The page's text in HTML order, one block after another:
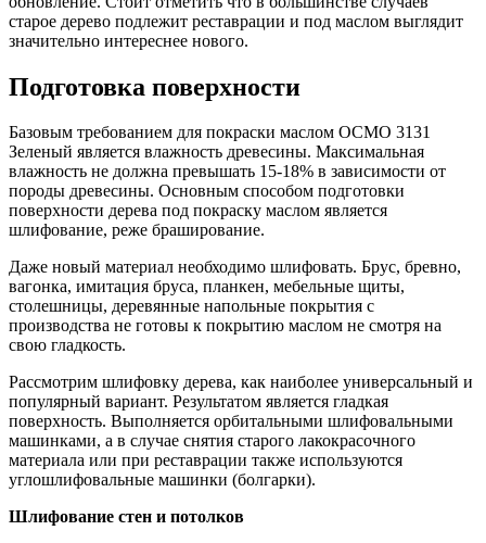
старое дерево подлежит реставрации и под маслом выглядит
значительно интереснее нового.
Подготовка поверхности
Базовым требованием для покраски маслом ОСМО 3131
Зеленый является влажность древесины. Максимальная
влажность не должна превышать 15-18% в зависимости от
породы древесины. Основным способом подготовки
поверхности дерева под покраску маслом является
шлифование, реже браширование.
Даже новый материал необходимо шлифовать. Брус, бревно,
вагонка, имитация бруса, планкен, мебельные щиты,
столешницы, деревянные напольные покрытия с
производства не готовы к покрытию маслом не смотря на
свою гладкость.
Рассмотрим шлифовку дерева, как наиболее универсальный и
популярный вариант. Результатом является гладкая
поверхность. Выполняется орбитальными шлифовальными
машинками, а в случае снятия старого лакокрасочного
материала или при реставрации также используются
углошлифовальные машинки (болгарки).
Шлифование стен и потолков